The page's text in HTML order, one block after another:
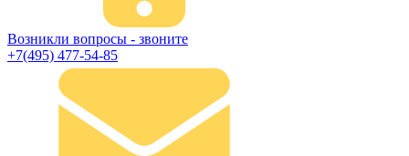
Возникли вопросы - звоните
+7(495) 477-54-85